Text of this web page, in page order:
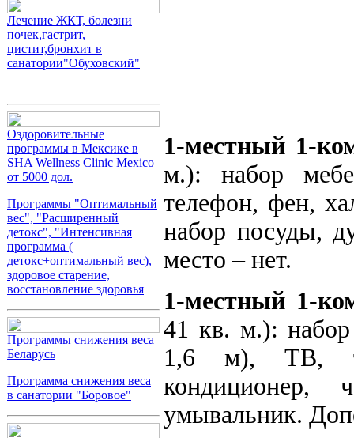
Лечение ЖКТ, болезни
почек,гастрит,
цистит,бронхит в
санатории"Обуховский"
Оздоровительные
программы в Мексике в
SHA Wellness Clinic Mexico
от 5000 дол.
Программы "Оптимальный
вес", "Расширенный
детокс", "Интенсивная
программа (
детокс+оптимальный вес),
здоровое старение,
восстановление здоровья
Программы снижения веса
Беларусь
Программа снижения веса
в санатории "Боровое"
1-местный 1-
м.): набор
телефон, фен,
набор посуды,
место – нет.
1-местный 1-
41 кв. м.): набор
1,6 м), ТВ,
кондиционер,
умывальник.